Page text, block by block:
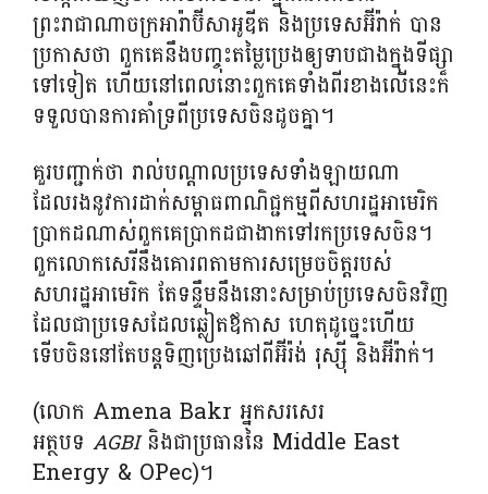
ព្រះរាជាណាចក្រអារ៉ាប៊ីសាអូឌីត និងប្រទេសអ៊ីរ៉ាក់ បាន
ប្រកាសថា ពួកគេនឹងបញ្ចុះតម្លៃប្រេងឲ្យទាបជាងក្នុងទីផ្សា
ទៅទៀត ហើយនៅពេលនោះពួកគេទាំងពីរខាងលើនេះក៏
ទទួលបានការគាំទ្រពីប្រទេសចិនដូចគ្នា។
គួរបញ្ជាក់ថា រាល់បណ្តាលប្រទេសទាំងឡាយណា
ដែលរងនូវការដាក់សម្ពាធពាណិជ្ជកម្មពីសហរដ្ឋអាមេរិក
ប្រាកដណាស់ពួកគេប្រាកដជាងាកទៅរកប្រទេសចិន។
ពួកលោកសេរីនឹងគោរពតាមការសម្រេចចិត្តរបស់
សហរដ្ឋអាមេរិក តែទន្ទឹមនឹងនោះសម្រាប់ប្រទេសចិនវិញ
ដែលជាប្រទេសដែលឆ្លៀតឪកាស ហេតុដូច្នេះហើយ
ទើបចិននៅតែបន្តទិញប្រេងឆៅពីអ៊ីរ៉ង់ រុស្ស៊ី និងអ៊ីរ៉ាក់។
(លោក Amena Bakr អ្នកសរសេរ
អត្ថបទ AGBIនិងជាប្រធាននៃ Middle East
Energy & OPec)។